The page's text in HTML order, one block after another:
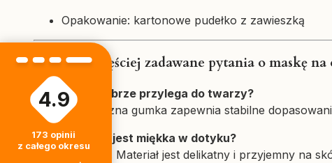
Opakowanie: kartonowe pudełko z zawieszką
FAQ – najczęściej zadawane pytania o maskę na
Czy maska dobrze przylega do twarzy?
Tak — elastyczna gumka zapewnia stabilne
Czy ekoskóra jest miękka w dotyku?
Zdecydowanie. Materiał jest delikatny i przyjemny na
4.9
173 opinii
z całego okresu